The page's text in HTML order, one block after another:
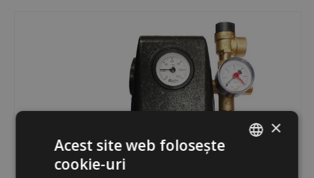
×
Acest site web folosește
cookie-uri